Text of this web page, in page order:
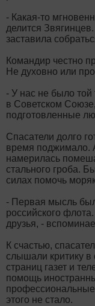
- Какая-то
делится
заставила
Командир честно
Не духовно или
- У нас не было той
в Советском
подготовленные
Спасатели долго
время поджимало.
намерилась
стального гроба.
силах помочь
- Первая мысль
российского
друзья, -
К счастью,
слышали критику в
страниц газет и
помощь
этого не стало.